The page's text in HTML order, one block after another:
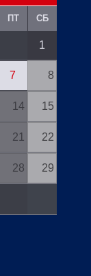
ПТ СБ
1
7 8
14 15
21 22
28 29